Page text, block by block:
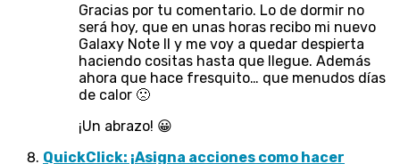
Gracias por tu comentario. Lo de dormir no
será hoy, que en unas horas recibo mi nuevo
Galaxy Note II y me voy a quedar despierta
haciendo cositas hasta que llegue. Además
ahora que hace fresquito… que menudos días
de calor 🙁
¡Un abrazo! 😀
QuickClick: ¡Asigna acciones como hacer